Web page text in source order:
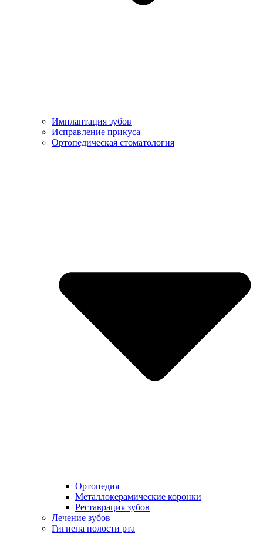
Имплантация зубов
Исправление прикуса
Ортопедическая стоматология
Ортопедия
Металлокерамические коронки
Реставрация зубов
Лечение зубов
Гигиена полости рта